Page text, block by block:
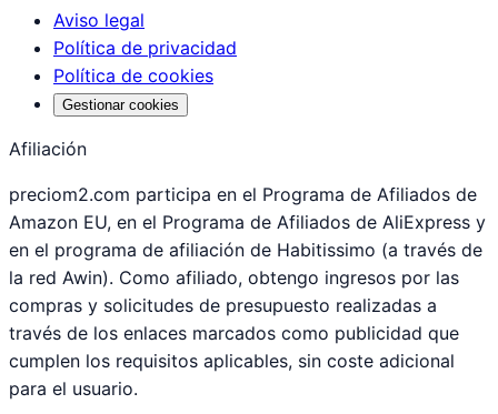
Aviso legal
Política de privacidad
Política de cookies
Gestionar cookies
Afiliación
preciom2.com participa en el Programa de Afiliados de
Amazon EU, en el Programa de Afiliados de AliExpress y
en el programa de afiliación de Habitissimo (a través de
la red Awin). Como afiliado, obtengo ingresos por las
compras y solicitudes de presupuesto realizadas a
través de los enlaces marcados como publicidad que
cumplen los requisitos aplicables, sin coste adicional
para el usuario.